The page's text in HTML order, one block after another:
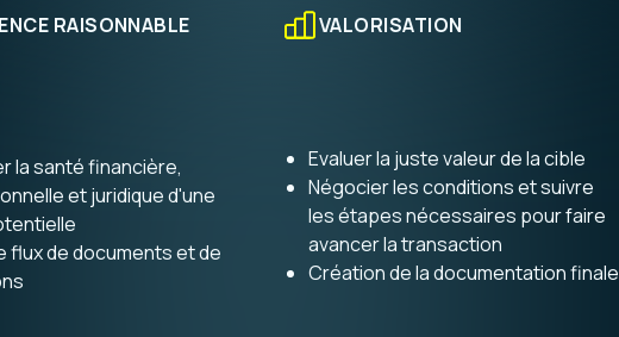
RAISONNABLE
la santé financière,
et juridique d'une
flux de documents et de
VALORISATION
Evaluer la juste valeur de la cible
Négocier les conditions et suivre
les étapes nécessaires pour faire
avancer la transaction
Création de la documentation finale